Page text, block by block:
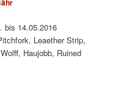
bis 14.05.2016
Leaether Strip,
Haujobb, Ruined